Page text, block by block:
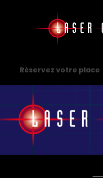
Réservez votre place